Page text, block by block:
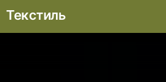
Текстиль